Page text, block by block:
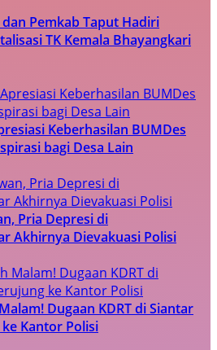
Pemkab Taput Hadiri
TK Kemala Bhayangkari
Keberhasilan BUMDes
bagi Desa Lain
Pria Depresi di
Akhirnya Dievakuasi Polisi
Dugaan KDRT di Siantar
Kantor Polisi